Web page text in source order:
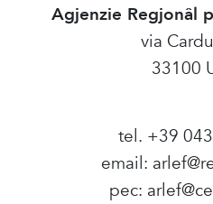
Agjenzie Regjonâl
via
33100
tel. +39
email:
pec: